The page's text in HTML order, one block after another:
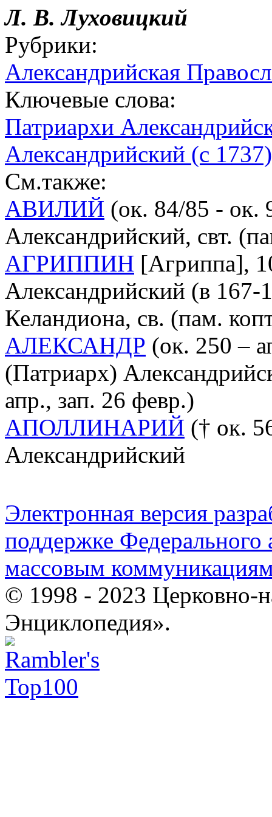
Л. В. Луховицкий
Рубрики:
Александрийская
Ключевые слова:
Патриархи
Александрийский (с 1737)
См.также:
АВИЛИЙ (ок. 84/85 - ок.
Александрийский, свт.
АГРИППИН [Агриппа],
Александрийский (в 167-
Келандиона, св. (пам.
АЛЕКСАНДР (ок. 250 –
(Патриарх)
апр., зап. 26 февр.)
АПОЛЛИНАРИЙ († ок.
Александрийский
Электронная версия
поддержке Федерального
массовым
© 1998 - 2023 Церковно-
Энциклопедия».